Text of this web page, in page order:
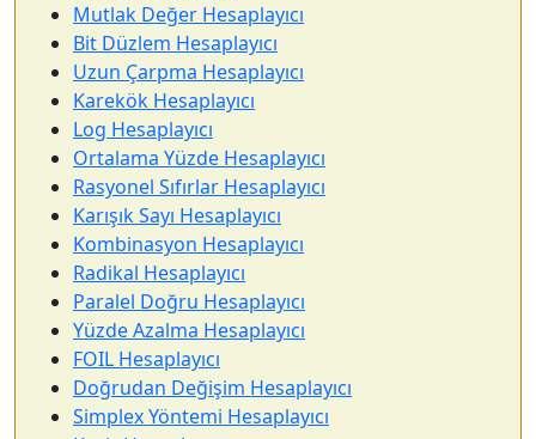
Mutlak Değer Hesaplayıcı
Bit Düzlem Hesaplayıcı
Uzun Çarpma Hesaplayıcı
Karekök Hesaplayıcı
Log Hesaplayıcı
Ortalama Yüzde Hesaplayıcı
Rasyonel Sıfırlar Hesaplayıcı
Karışık Sayı Hesaplayıcı
Kombinasyon Hesaplayıcı
Radikal Hesaplayıcı
Paralel Doğru Hesaplayıcı
Yüzde Azalma Hesaplayıcı
FOIL Hesaplayıcı
Doğrudan Değişim Hesaplayıcı
Simplex Yöntemi Hesaplayıcı